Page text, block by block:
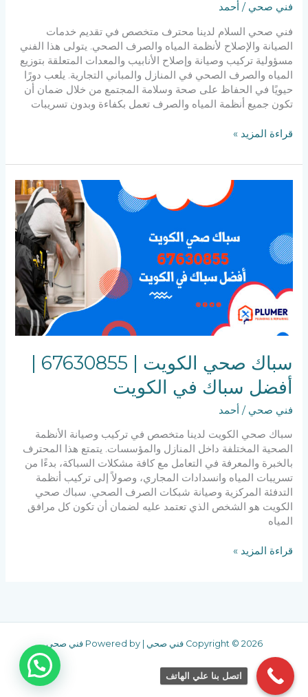
فني صحي / أحمد
فني صحي السلام لدينا محترف متخصص في تقديم خدمات
الصيانة والإصلاح لأنظمة المياه والصرف الصحي. يتولى هذا الفني
مسؤولية تركيب وصيانة وإصلاح الأنابيب والمعدات المتعلقة بتوزيع
المياه والصرف الصحي في المنازل والمباني التجارية. يلعب دورًا
حيويًا في الحفاظ على صحة وسلامة المجتمع من خلال ضمان أن
تكون جميع أنظمة المياه والصرف تعمل بكفاءة وبدون تسريبات
67630855
|
أفضل
فني
صحي
الكويت
قراءة المزيد »
أفضل سباك في الكويت
فني صحي / أحمد
سباك صحي الكويت لدينا متخصص في تركيب وصيانة الأنظمة
الصحية المختلفة داخل المنازل والمؤسسات. يتمتع هذا المحترف
بالخبرة والمعرفة في التعامل مع كافة مشكلات السباكة، بدءًا من
تسريبات المياه وانسدادات المجاري، وصولاً إلى تركيب أنظمة
التدفئة المركزية وصيانة شبكات الصرف الصحي. سباك صحي
الكويت هو الشخص الذي تعتمد عليه لضمان أن تكون كل مرافق
المياه
67630855
|
سباك
الكويت
قراءة المزيد »
Copyright © 2026 فني صحي | Powered by فني صحي
اتصل بنا علي الهاتف